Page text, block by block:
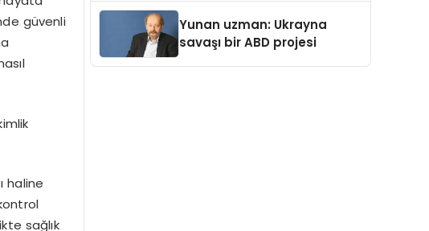
güvenli
ıl
ıhaline
sağlık
Yunan uzman: Ukrayna
savaşı bir ABD projesi